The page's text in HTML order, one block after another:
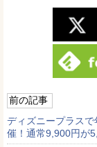
前の記事
ディズニープラス
催！通常9,900円が